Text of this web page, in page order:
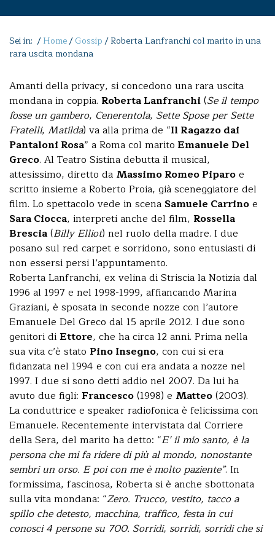
Sei in: /Home/Gossip /Roberta Lanfranchi col marito in una
rara uscita mondana
Amanti della privacy, si concedono una rara uscita
mondana in coppia. Roberta Lanfranchi(Se il tempo
fosse un gambero, Cenerentola, Sette Spose per Sette
Fratelli, Matilda) va alla prima de “Il Ragazzo dai
Pantaloni Rosa” a Roma col maritoEmanuele Del
Greco. Al Teatro Sistina debutta il musical,
attesissimo, diretto da Massimo Romeo Piparoe
scritto insieme a Roberto Proia, già sceneggiatore del
film. Lo spettacolo vede in scena Samuele Carrinoe
Sara Ciocca, interpreti anche del film, Rossella
Brescia(Billy Elliot) nel ruolo della madre. I due
posano sul red carpet e sorridono, sono entusiasti di
non essersi persi l’appuntamento.
Roberta Lanfranchi, ex velina di Striscia la Notizia dal
1996 al 1997 e nel 1998-1999, affiancando Marina
Graziani, è sposata in seconde nozze con l’autore
Emanuele Del Greco dal 15 aprile 2012. I due sono
genitori diEttore, che ha circa 12 anni. Prima nella
sua vita c’è stato Pino Insegno, con cui si era
fidanzata nel 1994 e con cui era andata a nozze nel
1997. I due si sono detti addio nel 2007. Da lui ha
avuto due figli: Francesco(1998) e Matteo(2003).
La conduttrice e speaker radiofonica è felicissima con
Emanuele. Recentemente intervistata dal Corriere
della Sera, del marito ha detto: “E’ il mio santo, è la
persona che mi fa ridere di più al mondo, nonostante
sembri un orso. E poi con me è molto paziente”. In
formissima, fascinosa, Roberta si è anche sbottonata
sulla vita mondana: “Zero. Trucco, vestito, tacco a
spillo che detesto, macchina, traffico, festa in cui
conosci 4 persone su 700. Sorridi, sorridi, sorridi che si